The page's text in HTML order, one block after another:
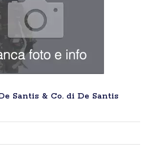
Santis & Co. di De Santis